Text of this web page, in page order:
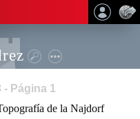
Página 1
de la Najdorf